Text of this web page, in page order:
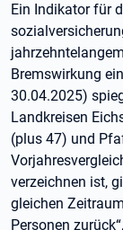
Ein Indikator für
Bremswirkung
30.04.2025)
Landkreisen
(plus 47) und
verzeichnen ist,
gleichen
Personen